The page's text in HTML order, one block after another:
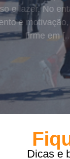
no Shopping
com um pouco
continuar
Dicas e